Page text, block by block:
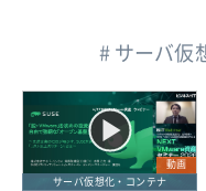
# サーバ仮
動画
サーバ仮想化・コンテナ